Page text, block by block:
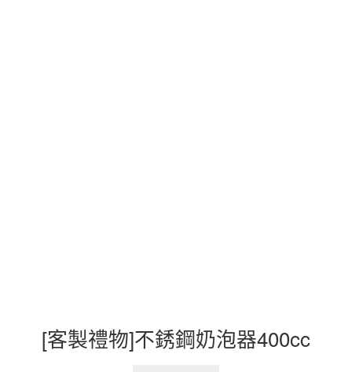
[客製禮物]不銹鋼奶泡器400cc